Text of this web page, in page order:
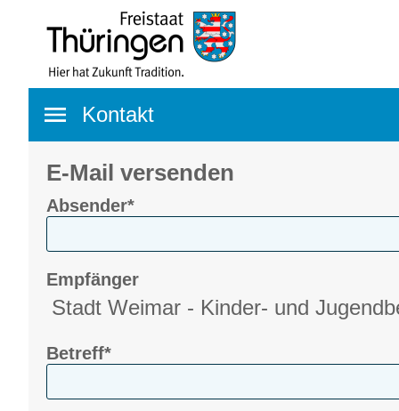
Kontakt
E-Mail versenden
Absender*
Empfänger
Betreff*